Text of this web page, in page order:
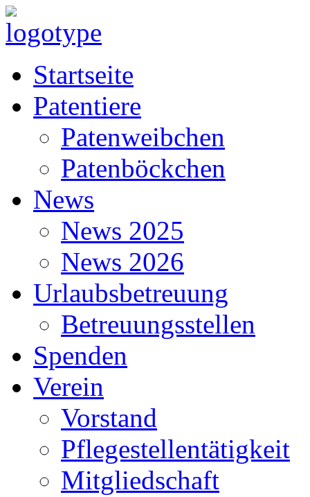
Startseite
Patentiere
Patenweibchen
Patenböckchen
News
News 2025
News 2026
Urlaubsbetreuung
Betreuungsstellen
Spenden
Verein
Vorstand
Pflegestellentätigkeit
Mitgliedschaft